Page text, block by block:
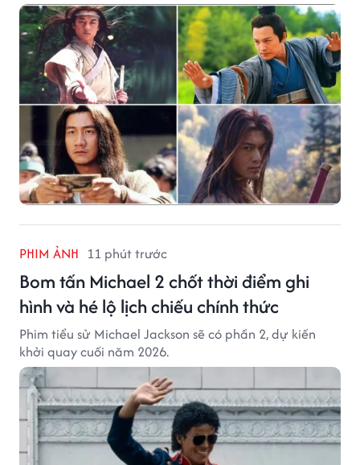
PHIM ẢNH 11 phút trước
Bom tấn Michael 2 chốt thời điểm ghi
hình và hé lộ lịch chiếu chính thức
Phim tiểu sử Michael Jackson sẽ có phần 2, dự kiến
khởi quay cuối năm 2026.